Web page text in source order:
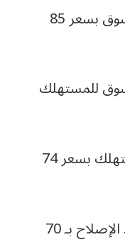
– كرتونة البيض البلدي في السوق بسعر 85
للمستهلك
– كرتونة البيض الأبيض للمستهلك بسعر 74
– كرتونة البيض الأحمر بمنافذ الإصلاح بـ 70